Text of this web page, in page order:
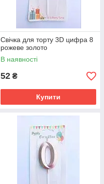
Свічка для торту 3D цифра 8
рожеве золото
В наявності
52 ₴
Купити